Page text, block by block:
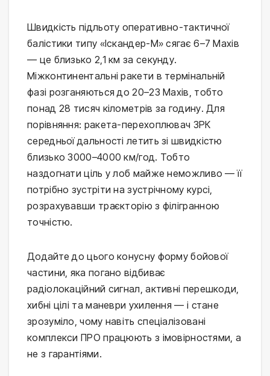
Швидкість підльоту оперативно-тактичної
балістики типу «Іскандер-М» сягає 6–7 Махів
— це близько 2,1 км за секунду.
Міжконтинентальні ракети в термінальній
фазі розганяються до 20–23 Махів, тобто
понад 28 тисяч кілометрів за годину. Для
порівняння: ракета-перехоплювач ЗРК
середньої дальності летить зі швидкістю
близько 3000–4000 км/год. Тобто
наздогнати ціль у лоб майже неможливо — її
потрібно зустріти на зустрічному курсі,
розрахувавши траєкторію з філігранною
точністю.
Додайте до цього конусну форму бойової
частини, яка погано відбиває
радіолокаційний сигнал, активні перешкоди,
хибні цілі та маневри ухилення — і стане
зрозуміло, чому навіть спеціалізовані
комплекси ПРО працюють з імовірностями, а
не з гарантіями.